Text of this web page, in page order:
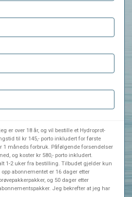
er over 18 år, og vil bestille et Hydroprot-
til kr 145,- porto inkludert for første
1 måneds forbruk. Påfølgende forsendelser
og koster kr 580,- porto inkludert.
1-2 uker fra bestilling. Tilbudet gjelder kun
abonnementet er 16 dager etter
og 50 dager etter
Jeg bekrefter at jeg har